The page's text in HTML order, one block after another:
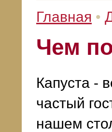
Главная •
Чем
Капуста -
частый
нашем